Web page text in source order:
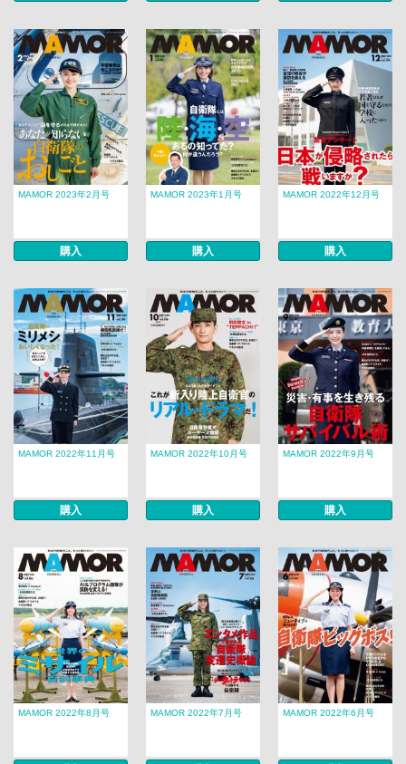
MAMOR 2023年2月号
購入
MAMOR 2023年1月号
購入
MAMOR 2022年12月号
購入
MAMOR 2022年11月号
購入
MAMOR 2022年10月号
購入
MAMOR 2022年9月号
購入
MAMOR 2022年8月号 MAMOR 2022年7月号 MAMOR 2022年6月号